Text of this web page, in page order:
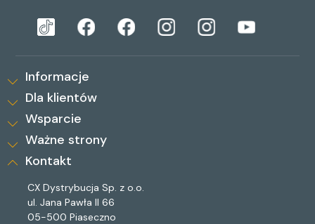
Informacje
Dla klientów
Wsparcie
Ważne strony
Kontakt
CX Dystrybucja Sp. z o.o.
ul. Jana Pawła II 66
05-500 Piaseczno